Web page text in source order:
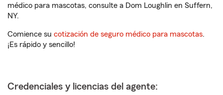
médico para mascotas, consulte a Dom Loughlin en Suffern,
NY.
Comience su cotización de seguro médico para mascotas.
¡Es rápido y sencillo!
Credenciales y licencias del agente: